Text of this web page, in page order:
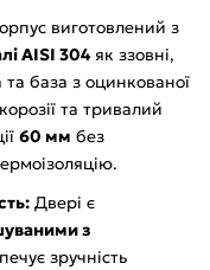
виготовлений з
AISI 304як ззовні,
та база з оцинкованої
та тривалий
60 мм без
Двері є
з
зручність